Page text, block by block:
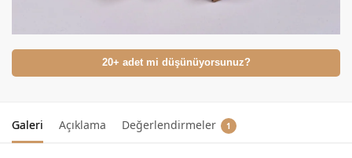
20+ adet mi düşünüyorsunuz?
Galeri Açıklama Değerlendirmeler 1